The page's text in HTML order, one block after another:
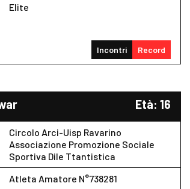
Elite
Incontri Record
Età: 16
Circolo Arci-Uisp Ravarino
Associazione Promozione Sociale
Sportiva Dile Ttantistica
Atleta Amatore N°738281